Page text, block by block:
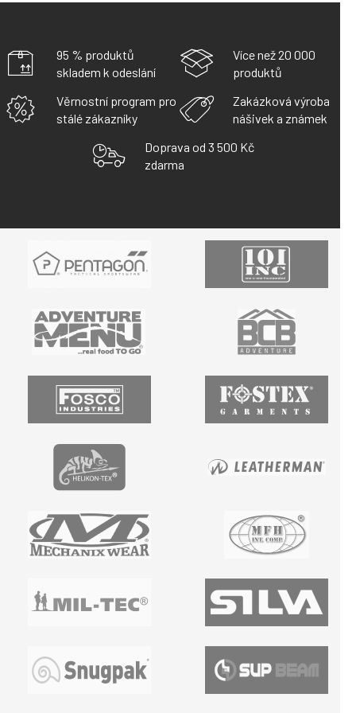
95 % produktů
skladem k odeslání
Více než 20 000
produktů
Věrnostní program pro
stálé zákazníky
Zakázková výroba
nášivek a známek
Doprava od 3 500 Kč
zdarma